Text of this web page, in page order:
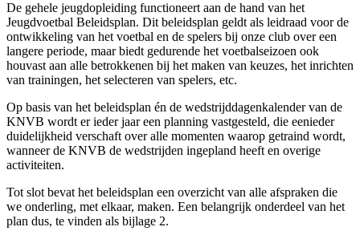
De gehele jeugdopleiding functioneert aan de hand van het
Jeugdvoetbal Beleidsplan. Dit beleidsplan geldt als leidraad voor de
ontwikkeling van het voetbal en de spelers bij onze club over een
langere periode, maar biedt gedurende het voetbalseizoen ook
houvast aan alle betrokkenen bij het maken van keuzes, het inrichten
van trainingen, het selecteren van spelers, etc.
Op basis van het beleidsplan én de wedstrijddagenkalender van de
KNVB wordt er ieder jaar een planning vastgesteld, die eenieder
duidelijkheid verschaft over alle momenten waarop getraind wordt,
wanneer de KNVB de wedstrijden ingepland heeft en overige
activiteiten.
Tot slot bevat het beleidsplan een overzicht van alle afspraken die
we onderling, met elkaar, maken. Een belangrijk onderdeel van het
plan dus, te vinden als bijlage 2.